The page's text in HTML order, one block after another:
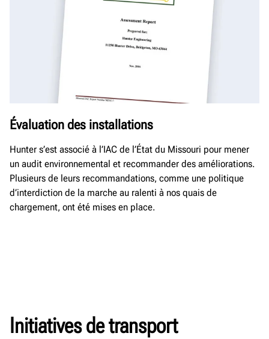
Évaluation des installations
Hunter s’est associé à l’IAC de l’État du Missouri pour mener
un audit environnemental et recommander des améliorations.
Plusieurs de leurs recommandations, comme une politique
d’interdiction de la marche au ralenti à nos quais de
chargement, ont été mises en place.
Initiatives de transport